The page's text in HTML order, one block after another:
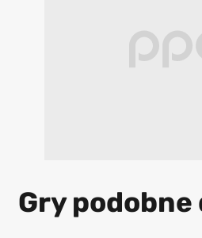
Gry podobne